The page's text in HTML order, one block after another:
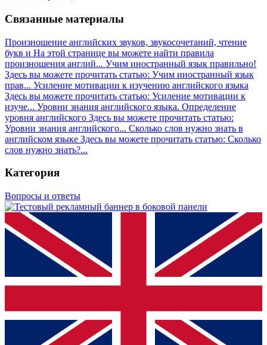
Связанные материалы
Произношение английских звуков, звукосочетаний, чтение
букв и На этой странице вы можете найти правила
произношения англий... Учим иностранный язык правильно!
Здесь вы можете прочитать статью: Учим иностранный язык
прав... Усиление мотивации к изучению английского языка
Здесь вы можете прочитать статью: Усиление мотивации к
изуче... Уровни знания английского языка. Определение
уровня английского Здесь вы можете прочитать статью:
Уровни знания английского... Сколько слов нужно знать в
английском языке Здесь вы можете прочитать статью: Сколько
слов нужно знать?...
Категория
Вопросы и ответы